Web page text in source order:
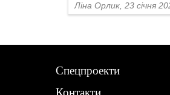
Ліна Орлик, 23 січня
Спецпроекти
Контакти